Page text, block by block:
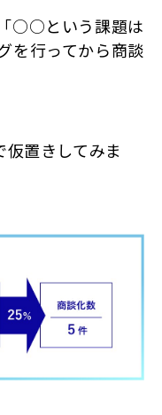
○○という課題は
を行ってから商談
置きしてみま